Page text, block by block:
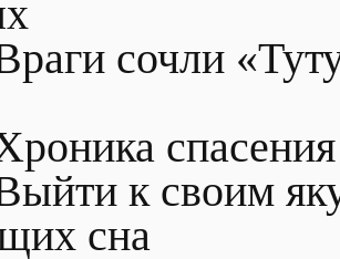
сочли
к своим
сна